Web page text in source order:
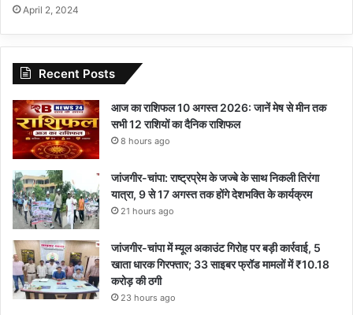
April 2, 2024
Recent Posts
आज का राशिफल 10 अगस्त 2026: जानें मेष से मीन तक
सभी 12 राशियों का दैनिक राशिफल
8 hours ago
जांजगीर-चांपा: राष्ट्रप्रेम के जज्बे के साथ निकली तिरंगा
यात्रा, 9 से 17 अगस्त तक होंगे देशभक्ति के कार्यक्रम
21 hours ago
जांजगीर-चांपा में म्यूल अकाउंट गिरोह पर बड़ी कार्रवाई, 5
खाता धारक गिरफ्तार; 33 साइबर फ्रॉड मामलों में ₹10.18
करोड़ की ठगी
23 hours ago